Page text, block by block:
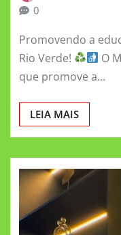
0
Promovendo a
Rio Verde!
O
que promove a…
LEIA MAIS